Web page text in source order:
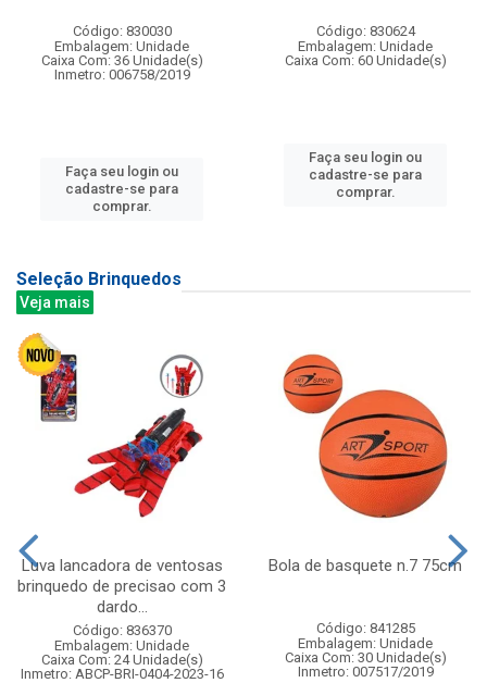
Código: 830030
Embalagem: Unidade
Caixa Com: 36 Unidade(s)
Inmetro: 006758/2019
Faça seu login ou
cadastre-se para
comprar.
Código: 830624
Embalagem: Unidade
Caixa Com: 60 Unidade(s)
Faça seu login ou
cadastre-se para
comprar.
Seleção Brinquedos
Veja mais
Luva lancadora de ventosas
brinquedo de precisao com 3
dardo...
Código: 836370
Embalagem: Unidade
Caixa Com: 24 Unidade(s)
Inmetro: ABCP-BRI-0404-2023-16
Bola de basquete n.7 75cm
Código: 841285
Embalagem: Unidade
Caixa Com: 30 Unidade(s)
Inmetro: 007517/2019